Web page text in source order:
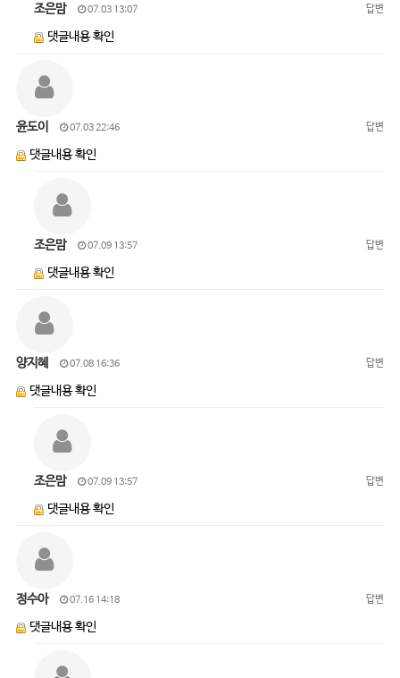
조은맘 07.03 13:07 답변
댓글내용 확인
윤도이 07.03 22:46 답변
댓글내용 확인
조은맘 07.09 13:57 답변
댓글내용 확인
양지혜 07.08 16:36 답변
댓글내용 확인
조은맘 07.09 13:57 답변
댓글내용 확인
정수아 07.16 14:18 답변
댓글내용 확인